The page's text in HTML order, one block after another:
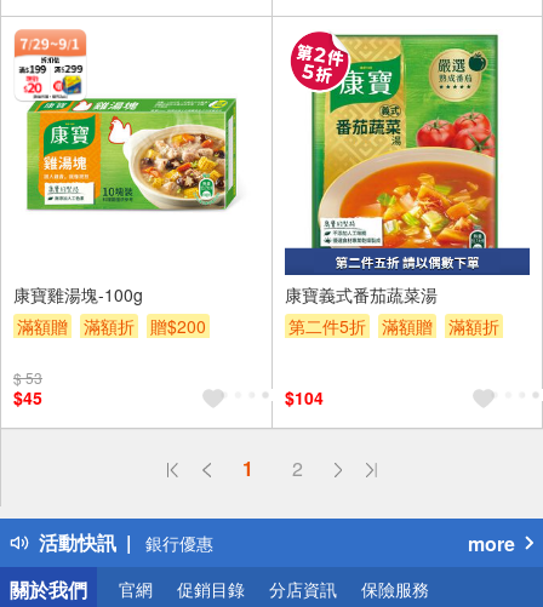
康寶雞湯塊-100g
滿額贈
滿額折 贈$200
$ 53
$45
康寶義式番茄蔬菜湯
第二件5折
滿額贈
滿額折
$104
1 2
活動快訊
詐騙網頁！請小心！
熱門話題
銀行優惠
偏遠地區配送
詐騙網頁！請小心！
more
關於我們
官網 促銷目錄 分店資訊 保險服務